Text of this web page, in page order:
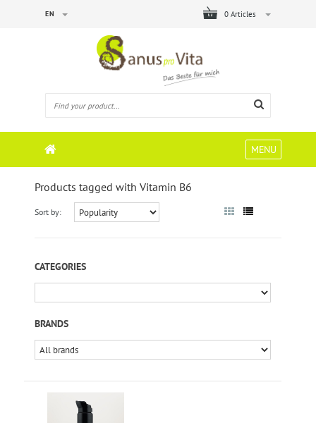
0 Articles
EN
MENU
Products tagged with Vitamin B6
Sort by:
CATEGORIES
BRANDS